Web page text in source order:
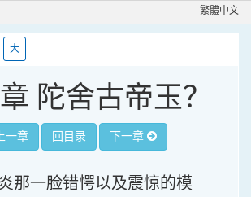
繁體中文
大
陀舍古帝玉？
一章 回目录 下一章
那一脸错愕以及震惊的模